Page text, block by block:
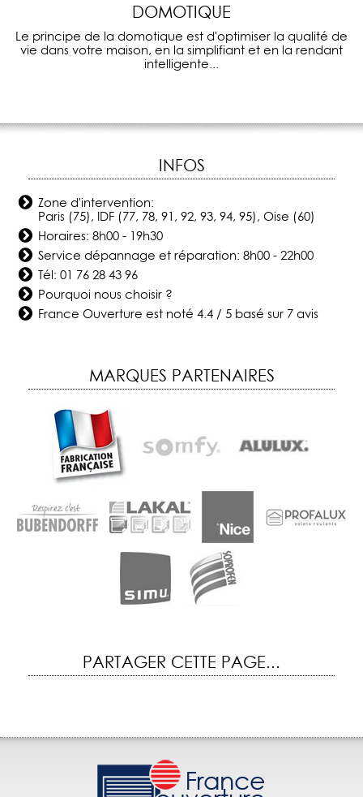
DOMOTIQUE
Le principe de la domotique est d'optimiser la qualité de
vie dans votre maison, en la simplifiant et en la rendant
intelligente...
INFOS
Zone d'intervention:
Paris (75), IDF (77, 78, 91, 92, 93, 94, 95), Oise (60)
Horaires: 8h00 - 19h30
Service dépannage et réparation: 8h00 - 22h00
Tél:01 76 28 43 96
Pourquoi nous choisir ?
France Ouverture est noté4.4 /5 basé sur 7avis
MARQUES PARTENAIRES
PARTAGER CETTE PAGE...